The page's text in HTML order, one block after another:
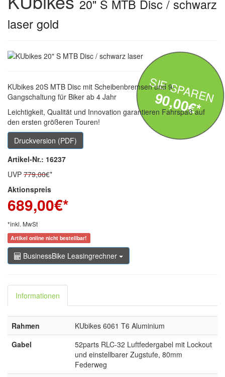
20" S MTB Disc / schwarz
laser gold
SIE SPAREN
90,00€*
KUbikes 20S MTB Disc mit Scheibenbremsen und 9-
Gangschaltung für Biker ab 4 Jahr
Leichtigkeit, Qualität und Innovation garantieren Fahrspaß auf
den ersten größeren Touren!
Druckversion (PDF)
Artikel-Nr.: 16237
UVP 779,00€*
Aktionspreis
689,00€*
*inkl. MwSt
Artikel online nicht bestellbar!
BusinessBike Leasingrechner
Informationen
Rahmen
KUbikes 6061 T6 Aluminium
Gabel
52parts RLC-32 Luftfedergabel mit Lockout
und einstellbarer Zugstufe, 80mm
Federweg